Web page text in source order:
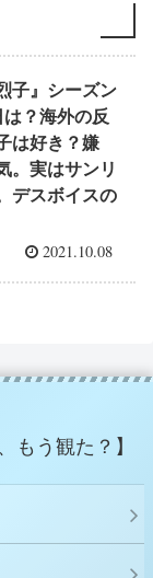
子』シーズン
？海外の反
は好き？嫌
。実はサンリ
デスボイスの
2021.10.08
もう観た？】